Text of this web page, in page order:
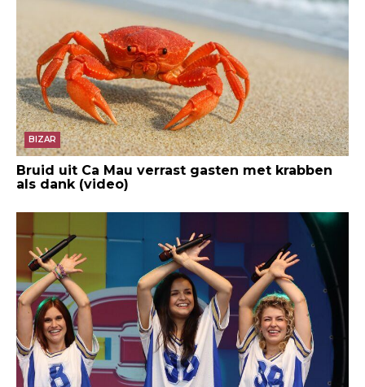
BIZAR
Bruid uit Ca Mau verrast gasten met krabben
als dank (video)